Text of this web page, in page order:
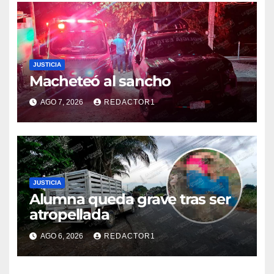
JUSTICIA
Macheteó al sancho
AGO 7, 2026 REDACTOR1
JUSTICIA
Alumna queda grave tras ser
atropellada
AGO 6, 2026 REDACTOR1